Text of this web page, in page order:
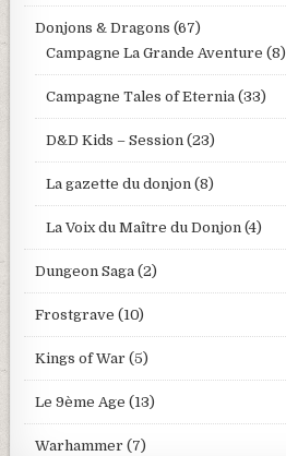
Donjons & Dragons (67)
Campagne La Grande Aventure (8)
Campagne Tales of Eternia (33)
D&D Kids – Session (23)
La gazette du donjon (8)
La Voix du Maître du Donjon (4)
Dungeon Saga (2)
Frostgrave (10)
Kings of War (5)
Le 9ème Age (13)
Warhammer (7)